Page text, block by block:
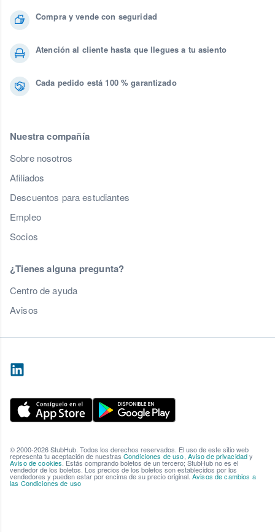
Compra y vende con seguridad
Atención al cliente hasta que llegues a tu asiento
Cada pedido está 100 % garantizado
Nuestra compañía
Sobre nosotros
Afiliados
Descuentos para estudiantes
Empleo
Socios
¿Tienes alguna pregunta?
Centro de ayuda
Avisos
© 2000-2026 StubHub. Todos los derechos reservados. El uso de este sitio web
representa tu aceptación de nuestras Condiciones de uso Aviso de privacidady
Aviso de cookies. Estás comprando boletos de un tercero; StubHub no es el
vendedor de los boletos. Los precios de los boletos son establecidos por los
vendedores y pueden estar por encima de su precio original. Avisos de cambios a
las Condiciones de uso